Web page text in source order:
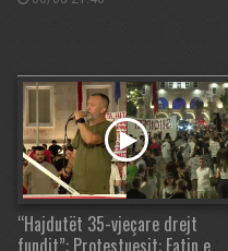
“Hajdutët 35-vjeçare drejt
fundit”: Protestuesit: Fatin e